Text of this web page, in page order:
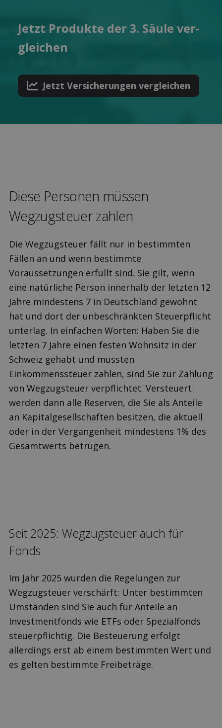
Jetzt Pro­dukte der 3. Säule ver­
gleichen
Jetzt Versicher­ungen ver­gleichen
Diese Personen müssen
Wegzugsteuer zahlen
Die Wegzugsteuer fällt nur in bestimmten
Fällen an und wenn bestimmte
Voraussetzungen erfüllt sind. Sie gilt, wenn
eine natürliche Person innerhalb der letzten 12
Jahre mindestens 7 in Deutschland gewohnt
hat und dort der unbeschränkten Steuerpflicht
unterlag. In einfachen Worten: Haben Sie die
letzten 7 Jahre einen festen Wohnsitz in der
Schweiz gehabt und mussten
Einkommenssteuer zahlen, sind Sie zur Zahlung
von Wegzugsteuer verpflichtet. Versteuert
werden dann alle Reserven, die Sie als Anteile
an Kapitalgesellschaften besitzen, die aktuell
oder in der Vergangenheit mindestens 1% des
Gesamtwerts betrugen.
Seit 2025: Wegzugsteuer auch für
Fonds
Im Jahr 2025 wurden die Regelungen zur
Wegzugsteuer verschärft: Unter bestimmten
Umständen sind Sie auch für Anteile an
Investmentfonds wie ETFs oder Spezialfonds
steuerpflichtig. Die Besteuerung erfolgt
allerdings erst ab einem bestimmten Wert und
es gelten bestimmte Freibeträge.